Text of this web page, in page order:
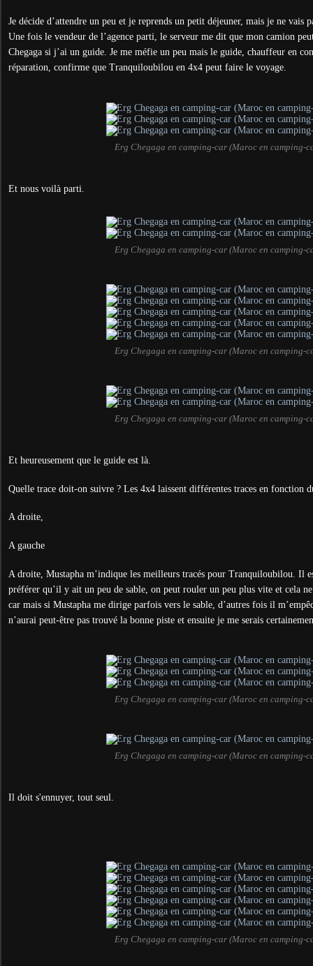
Je décide d’attendre un peu et je reprends un petit déjeuner, mais je ne vais
Une fois le vendeur de l’agence parti, le serveur me dit que mon camion
Chegaga si j’ai un guide. Je me méfie un peu mais le guide, chauffeur en
réparation, confirme que Tranquiloubilou en 4x4 peut faire le voyage.
Erg Chegaga en camping-car (Maroc en camping-
Et nous voilà parti.
Erg Chegaga en camping-car (Maroc en camping-
Erg Chegaga en camping-car (Maroc en camping-
Erg Chegaga en camping-car (Maroc en camping-
Et heureusement que le guide est là.
Quelle trace doit-on suivre ? Les 4x4 laissent différentes traces en fonction
A droite,
A gauche
A droite, Mustapha m’indique les meilleurs tracés pour Tranquiloubilou. Il
préférer qu’il y ait un peu de sable, on peut rouler un peu plus vite et cela
car mais si Mustapha me dirige parfois vers le sable, d’autres fois il
n’aurai peut-être pas trouvé la bonne piste et ensuite je me serais
Erg Chegaga en camping-car (Maroc en camping-
Erg Chegaga en camping-car (Maroc en camping-
Il doit s'ennuyer, tout seul.
Erg Chegaga en camping-car (Maroc en camping-